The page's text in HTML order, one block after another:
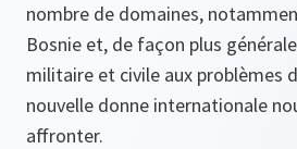
nombre de domaines,
Bosnie et, de façon plus
militaire et civile aux problèmes
nouvelle donne internationale
affronter.